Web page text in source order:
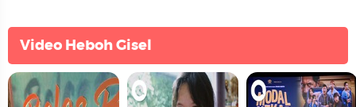
Video Heboh Gisel